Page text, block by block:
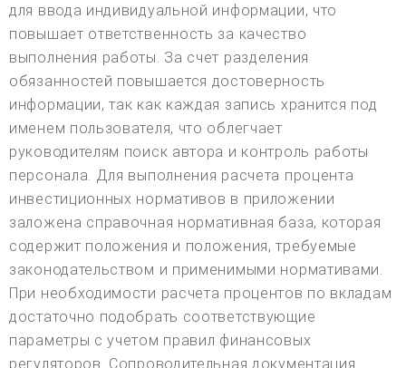
для ввода индивидуальной информации, что
повышает ответственность за качество
выполнения работы. За счет разделения
обязанностей повышается достоверность
информации, так как каждая запись хранится под
именем пользователя, что облегчает
руководителям поиск автора и контроль работы
персонала. Для выполнения расчета процента
инвестиционных нормативов в приложении
заложена справочная нормативная база, которая
содержит положения и положения, требуемые
законодательством и применимыми нормативами.
При необходимости расчета процентов по вкладам
достаточно подобрать соответствующие
параметры с учетом правил финансовых
регуляторов. Сопроводительная документация